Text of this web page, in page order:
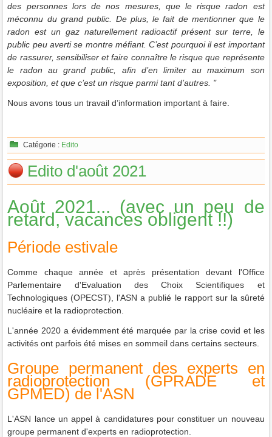
des personnes lors de nos mesures, que le risque radon est
méconnu du grand public. De plus, le fait de mentionner que le
radon est un gaz naturellement radioactif présent sur terre, le
public peu averti se montre méfiant. C’est pourquoi il est important
de rassurer, sensibiliser et faire connaître le risque que représente
le radon au grand public, afin d’en limiter au maximum son
exposition, et que c’est un risque parmi tant d’autres. "
Nous avons tous un travail d’information important à faire.
Catégorie : Edito
Edito d'août 2021
Août 2021... (avec un peu de
retard, vacances obligent !!)
Période estivale
Comme chaque année et après présentation devant l'Office
Parlementaire d'Evaluation des Choix Scientifiques et
Technologiques (OPECST), l'ASN a publié le rapport sur la sûreté
nucléaire et la radioprotection.
L'année 2020 a évidemment été marquée par la crise covid et les
activités ont parfois été mises en sommeil dans certains secteurs.
Groupe permanent des experts en
radioprotection (GPRADE et
GPMED) de l'ASN
L'ASN lance un appel à candidatures pour constituer un nouveau
groupe permanent d'experts en radioprotection.